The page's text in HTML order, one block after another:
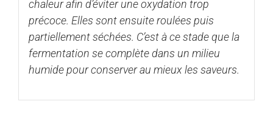
chaleur afin d’éviter une oxydation trop
précoce. Elles sont ensuite roulées puis
partiellement séchées. C’est à ce stade que la
fermentation se complète dans un milieu
humide pour conserver au mieux les saveurs.